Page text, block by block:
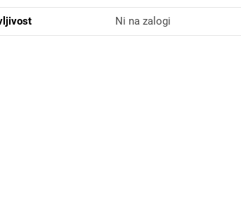
Ni na zalogi